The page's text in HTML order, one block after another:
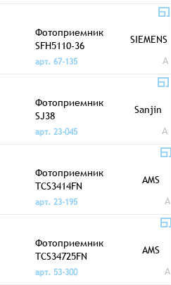
Фотоприемник
SFH5110-36
SIEMENS
арт. 67-135
A
Фотоприемник
SJ38
Sanjin
арт. 23-045
A
Фотоприемник
TCS3414FN
AMS
арт. 23-195
A
Фотоприемник
TCS34725FN
AMS
арт. 53-300
A